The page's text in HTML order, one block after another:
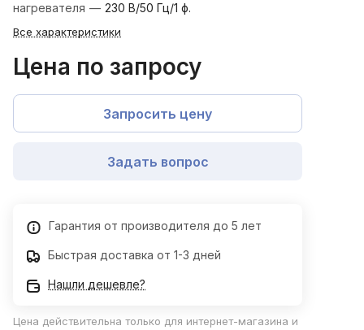
нагревателя — 230 В/50 Гц/1 ф.
Все характеристики
Цена по запросу
Запросить цену
Задать вопрос
Гарантия от производителя до 5 лет
Быстрая доставка от 1-3 дней
Нашли дешевле?
Цена действительна только для интернет-магазина и